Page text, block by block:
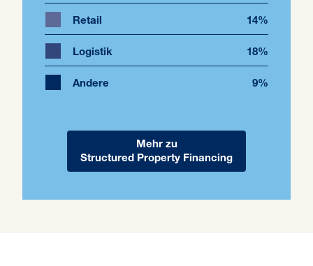
Retail 14%
Logistik 18%
Andere 9%
Mehr zu
Structured Property Financing